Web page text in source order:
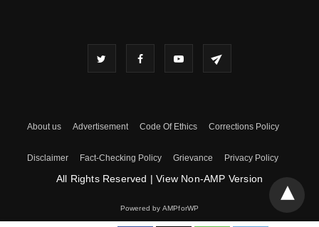
About us Advertisement Code Of Ethics Corrections Policy
Disclaimer Fact-Checking Policy Grievance Privacy Policy
All Rights Reserved | View Non-AMP Version
Powered by AMPforWP